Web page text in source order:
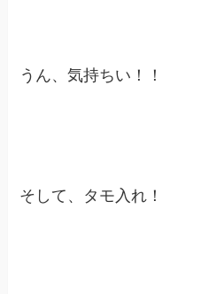
うん、気持ちい！！
そして、タモ入れ！